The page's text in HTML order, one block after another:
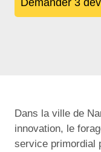
Demander 3
Dans la ville de
innovation, le
service primordial